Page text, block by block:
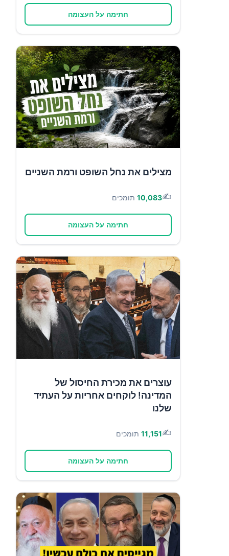
חתימה על העצומה
מצילים את נחל השופט ורמת השניים
✍️
10,083 תומכים
חתימה על העצומה
עוצרים את מכירת החיסול של
המדינה! לוקחים אחריות על העתיד
שלנו
✍️
11,151 תומכים
חתימה על העצומה